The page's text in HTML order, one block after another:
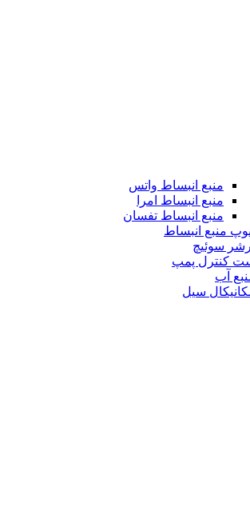
منبع انبساط واتس
منبع انبساط امرا
منبع انبساط تفسان
منبع انبساط
سوئیچ
کنترل پمپ
آب
سیل